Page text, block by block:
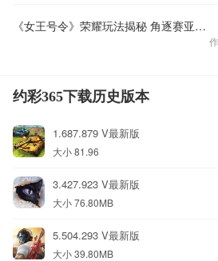
《女王号令》荣耀玩法揭秘 角逐赛亚王者
约彩365下载历史版本
1.687.879 V最新版
大小 81.96
3.427.923 V最新版
大小 76.80MB
5.504.293 V最新版
大小 39.80MB